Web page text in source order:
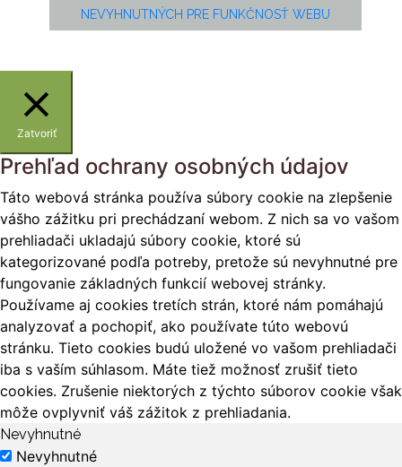
NEVYHNUTNÝCH PRE FUNKČNOSŤ WEBU
Zatvoriť
Prehľad ochrany osobných údajov
Táto webová stránka používa súbory cookie na zlepšenie
vášho zážitku pri prechádzaní webom. Z nich sa vo vašom
prehliadači ukladajú súbory cookie, ktoré sú
kategorizované podľa potreby, pretože sú nevyhnutné pre
fungovanie základných funkcií webovej stránky.
Používame aj cookies tretích strán, ktoré nám pomáhajú
analyzovať a pochopiť, ako používate túto webovú
stránku. Tieto cookies budú uložené vo vašom prehliadači
iba s vaším súhlasom. Máte tiež možnosť zrušiť tieto
cookies. Zrušenie niektorých z týchto súborov cookie však
môže ovplyvniť váš zážitok z prehliadania.
Nevyhnutné
Nevyhnutné